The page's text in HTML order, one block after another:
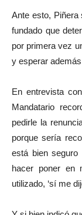
Ante esto, Piñera
fundado que
por primera vez
y esperar
En entrevista
Mandatario
pedirle la
porque sería
está bien
hacer poner en
utilizado, ‘sí me